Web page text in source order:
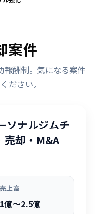
案件
報酬制。気になる案件
ださい。
ソナルジムチ
売却・M&A
売上高
1億〜2.5億